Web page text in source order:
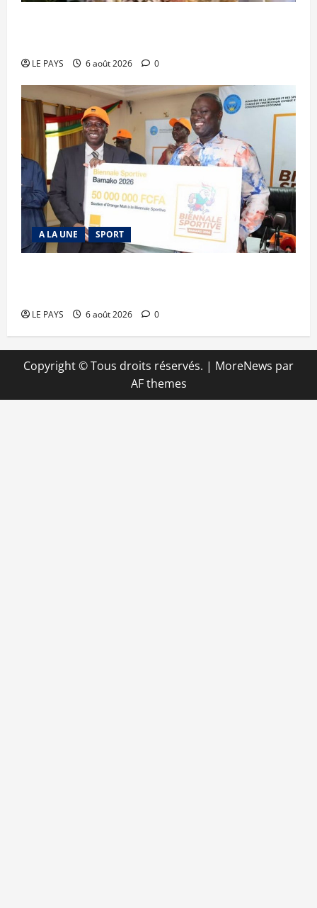
LE PAYS 6 août 2026 0
A LA UNE SPORT
LE PAYS 6 août 2026 0
Copyright © Tous droits réservés. | MoreNews par
AF themes